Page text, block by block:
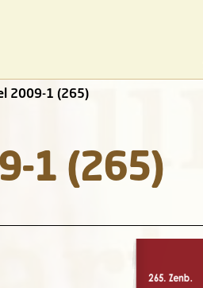
2009-1 (265)
1 (265)